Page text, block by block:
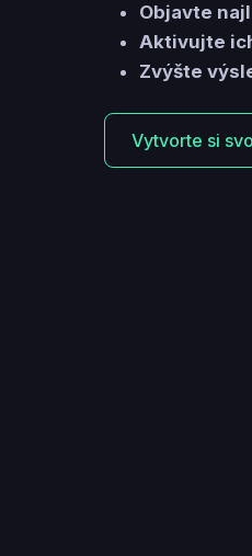
Objavte
Aktivujte
Zvýšte
Vytvorte si